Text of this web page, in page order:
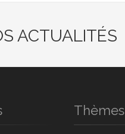
ACTUALITÉS
Thèmes